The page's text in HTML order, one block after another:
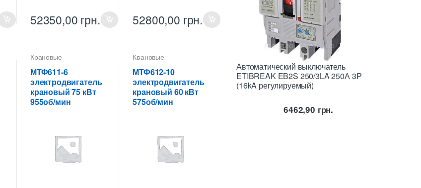
52350,00 грн. 52800,00 грн.
Крановые
электродвигатели
МТФ611-6
электродвигатель
крановый 75 кВт
955об/мин
Крановые
электродвигатели
МТФ612-10
электродвигатель
крановый 60 кВт
575об/мин
Автоматический выключатель
ETIBREAK EB2S 250/3LA 250А 3P
(16kA регулируемый)
6462,90 грн.